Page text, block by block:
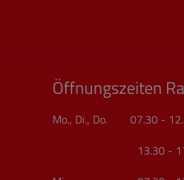
Öffnungszeiten
Mo., Di., Do. 07.30 -
13.30 -